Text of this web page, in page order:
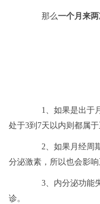
那么一个月来
1、如果是出于月
处于3到7天以内则都属于
2、如果月经周期
分泌激素，所以也会影响
3、内分泌功能失
诊。